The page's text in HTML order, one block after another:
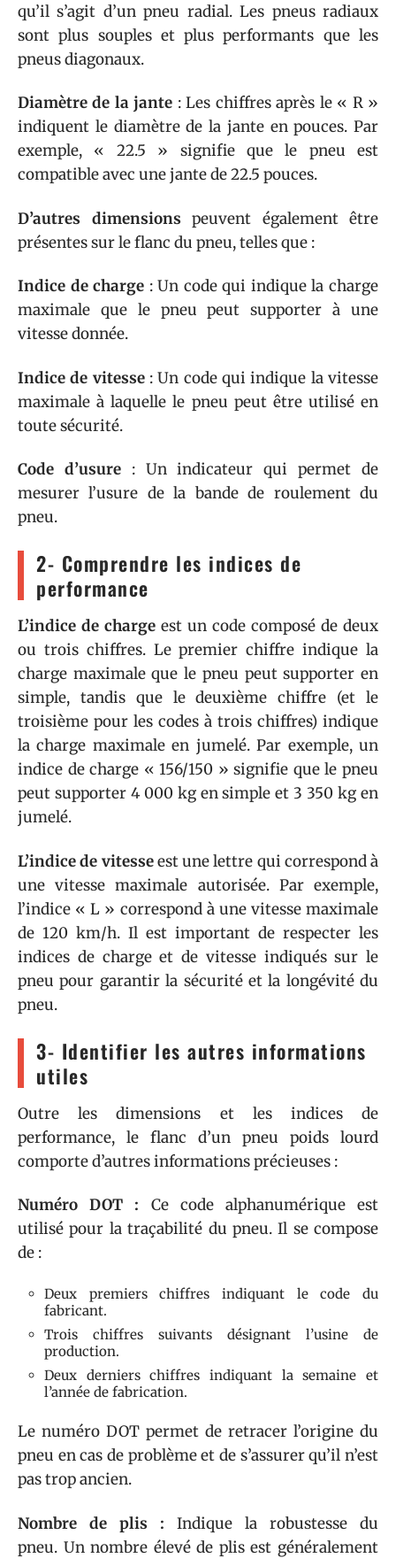
qu’il s’agit d’un pneu radial. Les pneus radiaux
sont plus souples et plus performants que les
pneus diagonaux.
Diamètre de la jante : Les chiffres après le « R »
indiquent le diamètre de la jante en pouces. Par
exemple, « 22.5 » signifie que le pneu est
compatible avec une jante de 22.5 pouces.
D’autres dimensions peuvent également être
présentes sur le flanc du pneu, telles que :
Indice de charge : Un code qui indique la charge
maximale que le pneu peut supporter à une
vitesse donnée.
Indice de vitesse: Un code qui indique la vitesse
maximale à laquelle le pneu peut être utilisé en
toute sécurité.
Code d’usure: Un indicateur qui permet de
mesurer l’usure de la bande de roulement du
pneu.
2- Comprendre les indices de
performance
L’indice de charge est un code composé de deux
ou trois chiffres. Le premier chiffre indique la
charge maximale que le pneu peut supporter en
simple, tandis que le deuxième chiffre (et le
troisième pour les codes à trois chiffres) indique
la charge maximale en jumelé. Par exemple, un
indice de charge « 156/150 » signifie que le pneu
peut supporter 4 000 kg en simple et 3 350 kg en
jumelé.
L’indice de vitesseest une lettre qui correspond à
une vitesse maximale autorisée. Par exemple,
l’indice « L » correspond à une vitesse maximale
de 120 km/h. Il est important de respecter les
indices de charge et de vitesse indiqués sur le
pneu pour garantir la sécurité et la longévité du
pneu.
3- Identifier les autres informations
utiles
Outre les dimensions et les indices de
performance, le flanc d’un pneu poids lourd
comporte d’autres informations précieuses :
Numéro DOT : Ce code alphanumérique est
utilisé pour la traçabilité du pneu. Il se compose
de :
Deux premiers chiffres indiquant le code du
fabricant.
Trois chiffres suivants désignant l’usine de
production.
Deux derniers chiffres indiquant la semaine et
l’année de fabrication.
Le numéro DOT permet de retracer l’origine du
pneu en cas de problème et de s’assurer qu’il n’est
pas trop ancien.
Nombre de plis : Indique la robustesse du
pneu. Un nombre élevé de plis est généralement